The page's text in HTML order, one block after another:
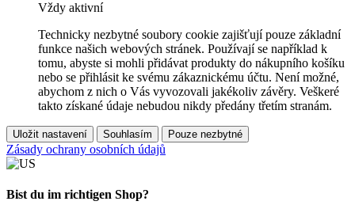
Vždy aktivní
Technicky nezbytné soubory cookie zajišťují pouze základní
funkce našich webových stránek. Používají se například k
tomu, abyste si mohli přidávat produkty do nákupního košíku
nebo se přihlásit ke svému zákaznickému účtu. Není možné,
abychom z nich o Vás vyvozovali jakékoliv závěry. Veškeré
takto získané údaje nebudou nikdy předány třetím stranám.
Uložit nastavení Souhlasím Pouze nezbytné
Zásady ochrany osobních údajů
Bist du im richtigen Shop?